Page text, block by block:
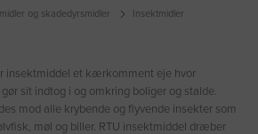
og skadedyrsmidler Insektmidler
insektmiddel et kærkomment eje hvor
sit indtog i og omkring boliger og stalde.
mod alle krybende og flyvende insekter som
møl og biller. RTU insektmiddel dræber